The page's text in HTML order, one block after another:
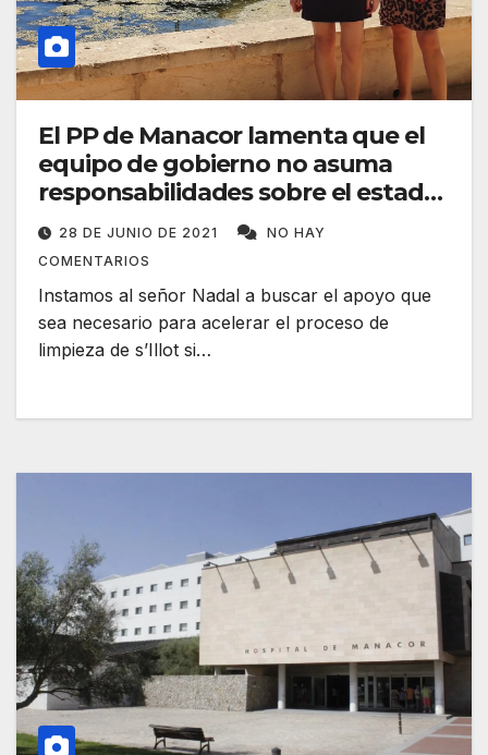
El PP de Manacor lamenta que el
equipo de gobierno no asuma
responsabilidades sobre el estado
del Riuet de s’Illot
28 DE JUNIO DE 2021
NO HAY
COMENTARIOS
Instamos al señor Nadal a buscar el apoyo que
sea necesario para acelerar el proceso de
limpieza de s’Illot si…